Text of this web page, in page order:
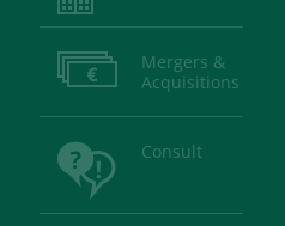
Mergers &
Acquisitions
Consult